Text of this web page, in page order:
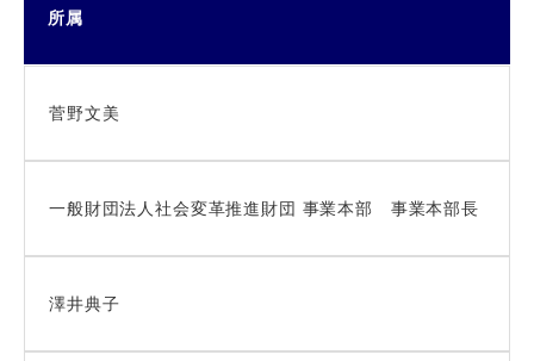
所属
菅野文美
一般財団法人社会変革推進財団 事業本部 事業本部長
澤井典子